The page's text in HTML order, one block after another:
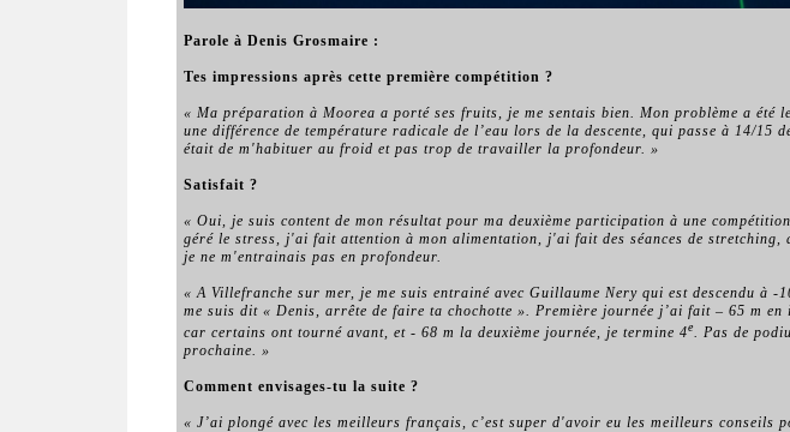
Parole à Denis Grosmaire :
Tes impressions après cette première compétition ?
« Ma préparation à Moorea a porté ses fruits, je me sentais bien. Mon problème a
une différence de température radicale de l’eau lors de la descente, qui passe à 14/15
était de m'habituer au froid et pas trop de travailler la profondeur. »
Satisfait ?
« Oui, je suis content de mon résultat pour ma deuxième participation à une
géré le stress, j'ai fait attention à mon alimentation, j'ai fait des séances de stretching,
je ne m'entrainais pas en profondeur.
« A Villefranche sur mer, je me suis entrainé avec Guillaume Nery qui est descendu à -
me suis dit « Denis, arrête de faire ta chochotte ». Première journée j’ai fait – 65 m
car certains ont tourné avant, et - 68 m la deuxième journée, je termine 4e. Pas de
prochaine. »
Comment envisages-tu la suite ?
« J’ai plongé avec les meilleurs français, c’est super d'avoir eu les meilleurs conseils